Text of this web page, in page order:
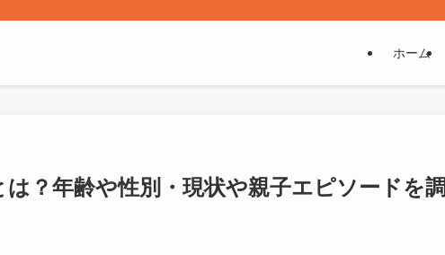
ホーム
？年齢や性別・現状や親子エピソードを調